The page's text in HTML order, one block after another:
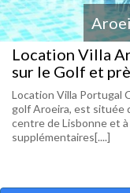
Location Villa
sur le Golf et
Location Villa Portugal
golf Aroeira, est située
centre de Lisbonne et
supplémentaires[....]